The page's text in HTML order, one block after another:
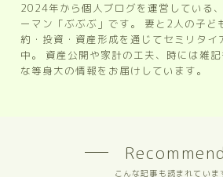
2024年から個人ブログを運営している
ーマン「ぶぶぶ」です。 妻と2人の子ど
約・投資・資産形成を通じてセミリタイ
中。 資産公開や家計の工夫、時には雑
な等身大の情報をお届けしています。
Recommend
こんな記事も読まれていま